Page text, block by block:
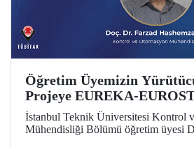
Öğretim Üyemizin
Projeye EUREKA-
Desteği
İstanbul Teknik Üniversitesi Kontrol
Mühendisliği Bölümü öğretim üyesi